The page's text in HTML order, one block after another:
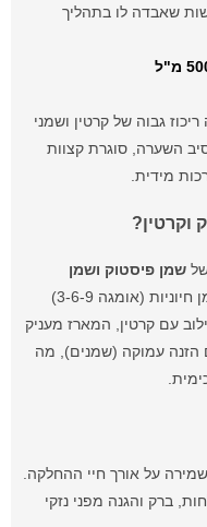
שאבדה לו בתהליך
גבוה של קרטין ושמני
את סיב השערה, סוגרת קצוות
מידית.
שלשמן פיסטוק ושמן
. שמנים אלו עשירים בחומצות שומן חיוניות (אומגה 3-6-9)
עם קרטין, המארז מעניק
הזנה עמוקה (שמנים), מה
על אורך חיי ההחלקה.
ברק והגנה מפני נזקי